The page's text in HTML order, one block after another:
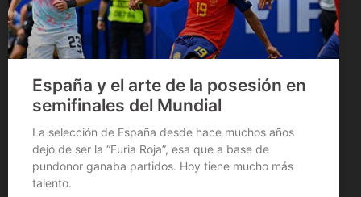
España y el arte de la posesión en
semifinales del Mundial
La selección de España desde hace muchos años
dejó de ser la “Furia Roja”, esa que a base de
pundonor ganaba partidos. Hoy tiene mucho más
talento.